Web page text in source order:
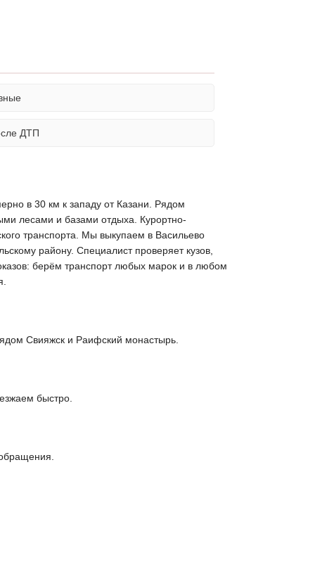
ДТП
в 30 км к западу от Казани. Рядом
лесами и базами отдыха. Курортно-
транспорта. Мы выкупаем в Васильево
району. Специалист проверяет кузов,
берём транспорт любых марок и в любом
Свияжск и Раифский монастырь.
быстро.